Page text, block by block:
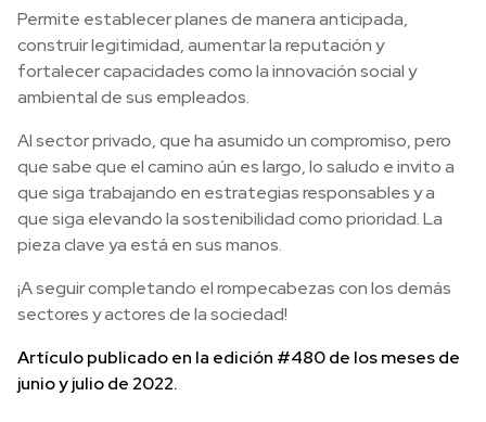
Permite establecer planes de manera anticipada,
construir legitimidad, aumentar la reputación y
fortalecer capacidades como la innovación social y
ambiental de sus empleados.
Al sector privado, que ha asumido un compromiso, pero
que sabe que el camino aún es largo, lo saludo e invito a
que siga trabajando en estrategias responsables y a
que siga elevando la sostenibilidad como prioridad. La
pieza clave ya está en sus manos.
¡A seguir completando el rompecabezas con los demás
sectores y actores de la sociedad!
Artículo publicado en la edición #480 de los meses de
junio y julio de 2022.